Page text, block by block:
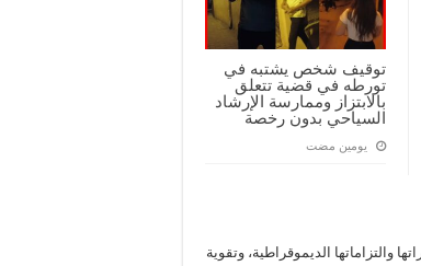
توقيف شخص يشتبه في
تورطه في قضية تتعلق
بالابتزاز وممارسة الإرشاد
السياحي بدون رخصة
‏يومين مضت
والتزاماتها الديموقراطية، وتقوية